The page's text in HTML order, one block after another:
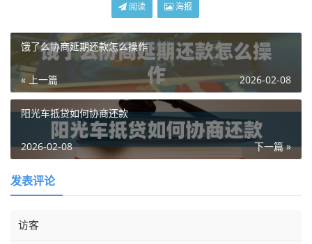
阅读 海报
饿了么协商延期还款怎么操作
« 上一篇 2026-02-08
阳光车抵贷如何协商还款
下一篇 »
2026-02-08
发表评论